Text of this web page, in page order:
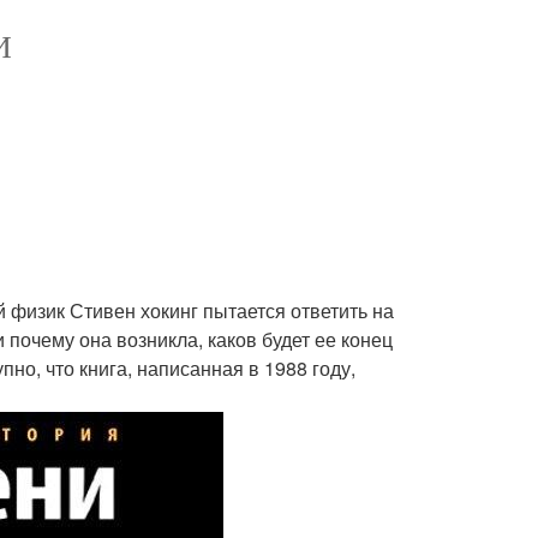
Стивен хокинг пытается ответить на
она возникла, каков будет ее конец
что книга, написанная в 1988 году,